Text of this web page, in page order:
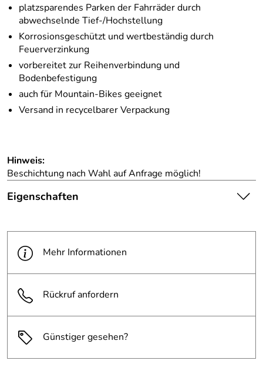
platzsparendes Parken der Fahrräder durch
abwechselnde Tief-/Hochstellung
Korrosionsgeschützt und wertbeständig durch
Feuerverzinkung
vorbereitet zur Reihenverbindung und
Bodenbefestigung
auch für Mountain-Bikes geeignet
Versand in recycelbarer Verpackung
Hinweis:
Beschichtung nach Wahl auf Anfrage möglich!
Eigenschaften
Hinweis
Produktbilder:
stellt keine verbindliche
beachten Sie die
Textbeschreibung.
Stellplätze:
4
Länge:
1080 mm
Mehr Informationen
Rückruf anfordern
Günstiger gesehen?